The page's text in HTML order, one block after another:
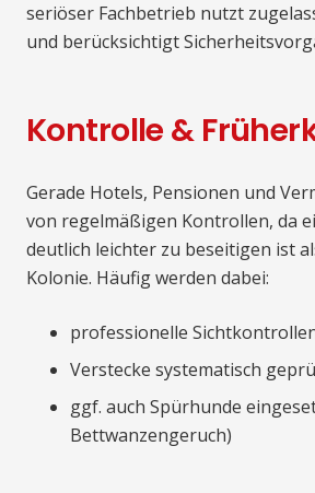
seriöser Fachbetrieb nutzt
und berücksichtigt
Kontrolle &
Gerade Hotels, Pensionen und
von regelmäßigen Kontrollen, da
deutlich leichter zu beseitigen ist
Kolonie. Häufig werden dabei:
professionelle
Verstecke systematisch
ggf. auch Spürhunde
Bettwanzengeruch)